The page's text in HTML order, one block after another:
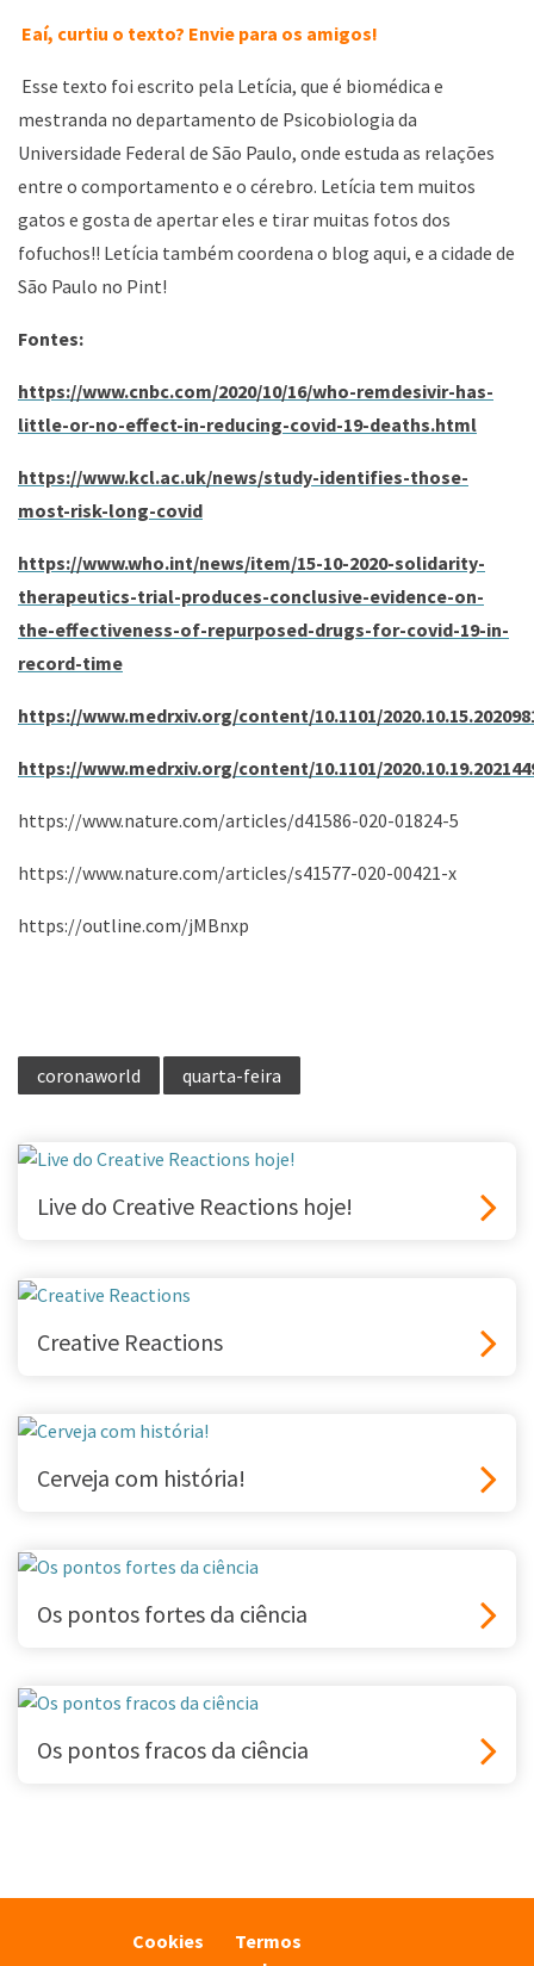
Eaí, curtiu o texto? Envie para os amigos!
Esse texto foi escrito pela Letícia, que é biomédica e
mestranda no departamento de Psicobiologia da
Universidade Federal de São Paulo, onde estuda as relações
entre o comportamento e o cérebro. Letícia tem muitos
gatos e gosta de apertar eles e tirar muitas fotos dos
fofuchos!! Letícia também coordena o blog aqui, e a cidade de
São Paulo no Pint!
Fontes:
https://www.cnbc.com/2020/10/16/who-remdesivir-has-
little-or-no-effect-in-reducing-covid-19-deaths.html
https://www.kcl.ac.uk/news/study-identifies-those-
most-risk-long-covid
https://www.who.int/news/item/15-10-2020-solidarity-
therapeutics-trial-produces-conclusive-evidence-on-
the-effectiveness-of-repurposed-drugs-for-covid-19-in-
record-time
https://www.medrxiv.org/content/10.1101/
https://www.medrxiv.org/content/10.1101/
https://www.nature.com/articles/d41586-020-01824-5
https://www.nature.com/articles/s41577-020-00421-x
https://outline.com/jMBnxp
coronaworld quarta-feira
Live do Creative Reactions hoje!
Creative Reactions
Cerveja com história!
Os pontos fortes da ciência
Os pontos fracos da ciência
Cookies
Termos